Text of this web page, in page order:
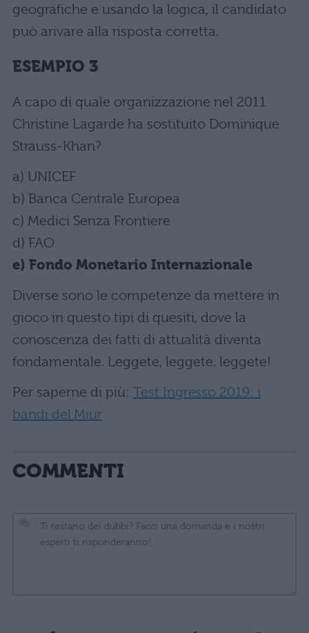
geografiche e usando la logica, il candidato
può arivare alla risposta corretta.
ESEMPIO 3
A capo di quale organizzazione nel 2011
Christine Lagarde ha sostituito Dominique
Strauss-Khan?
a) UNICEF
b) Banca Centrale Europea
c) Medici Senza Frontiere
d) FAO
e) Fondo Monetario Internazionale
Diverse sono le competenze da mettere in
gioco in questo tipi di quesiti, dove la
conoscenza dei fatti di attualità diventa
fondamentale. Leggete, leggete. leggete!
Per saperne di più: Test Ingresso 2019: i
bandi del Miur
COMMENTI